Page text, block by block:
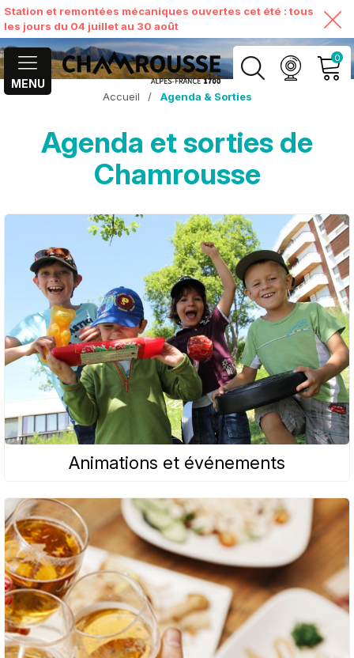
Station et remontées mécaniques ouvertes cet été : tous
les jours du 04 juillet au 30 août
MENU
0
MON COMPTE
VOIR MON PANIER
Accueil / Agenda & Sorties
Agenda et sorties de
Chamrousse
Animations et événements